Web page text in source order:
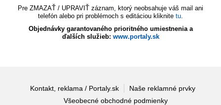
Pre ZMAZAŤ / UPRAVIŤ záznam, ktorý neobsahuje váš mail ani
telefón alebo pri problémoch s editáciou kliknite tu.
Objednávky garantovaného prioritného umiestnenia a
ďalších služieb: www.portaly.sk
Kontakt, reklama / Portaly.sk
Naše reklamné prvky
Všeobecné obchodné podmienky